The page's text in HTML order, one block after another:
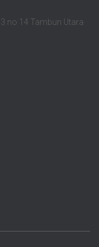
no 14 Tambun Utara